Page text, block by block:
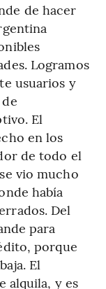
de hacer
Logramos
usuarios y
El
en los
de todo el
vio mucho
había
Del
para
porque
El
alquila, y es